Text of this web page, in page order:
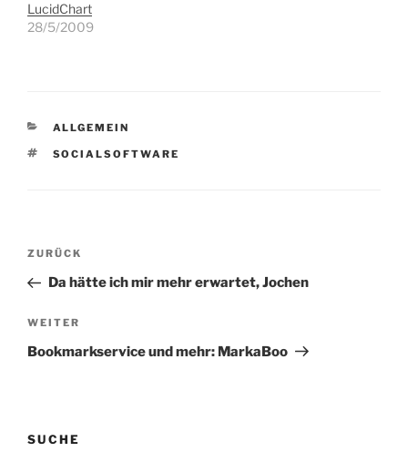
LucidChart
28/5/2009
KATEGORIEN
ALLGEMEIN
SCHLAGWÖRTER
SOCIALSOFTWARE
Beitragsnavigation
Vorheriger
Beitrag
ZURÜCK
Da hätte ich mir mehr erwartet, Jochen
Nächster
Beitrag
WEITER
Bookmarkservice und mehr: MarkaBoo
SUCHE